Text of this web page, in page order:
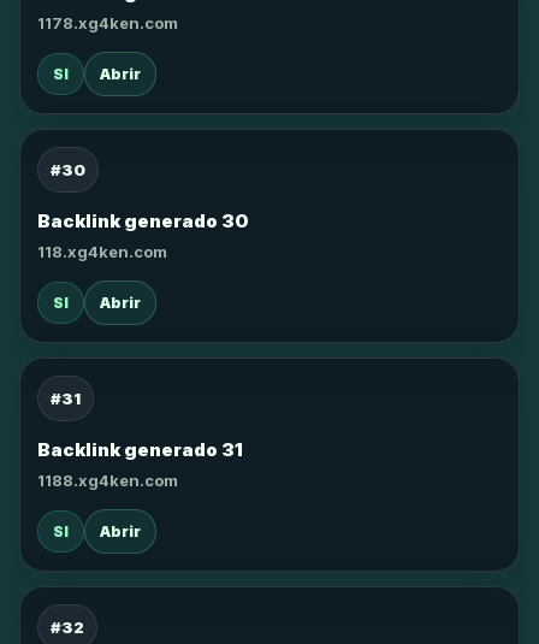
1178.xg4ken.com
SI Abrir
#30
Backlink generado 30
118.xg4ken.com
SI Abrir
#31
Backlink generado 31
1188.xg4ken.com
SI Abrir
#32